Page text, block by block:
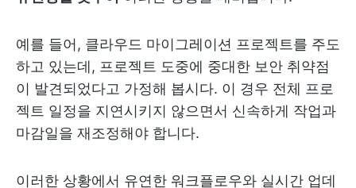
예를 들어, 클라우드 마이그레이션 프로젝트를 주도
하고 있는데, 프로젝트 도중에 중대한 보안 취약점
이 발견되었다고 가정해 봅시다. 이 경우 전체 프로
젝트 일정을 지연시키지 않으면서 신속하게 작업과
마감일을 재조정해야 합니다.
이러한 상황에서 유연한 워크플로우와 실시간 업데